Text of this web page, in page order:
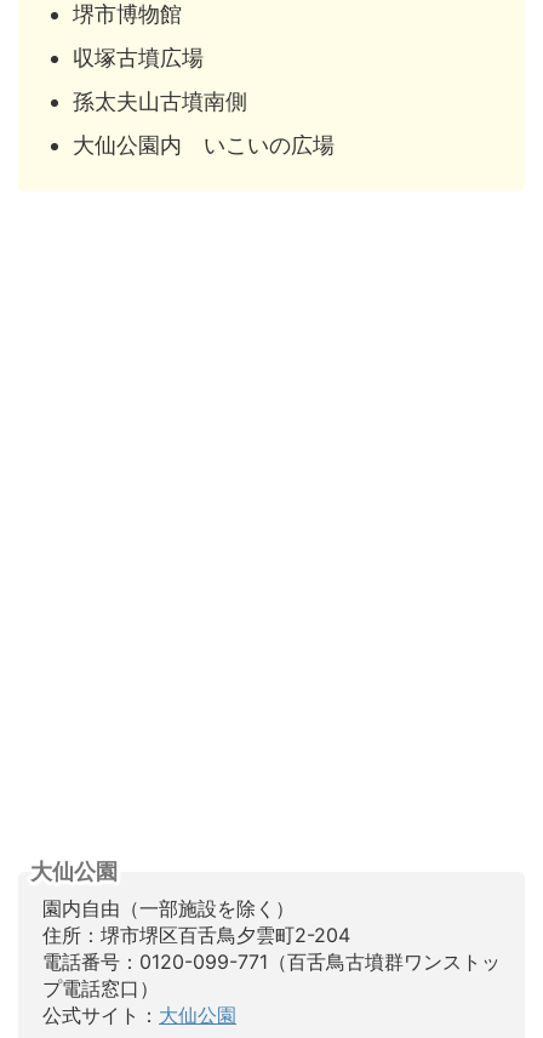
堺市博物館
収塚古墳広場
孫太夫山古墳南側
大仙公園内 いこいの広場
大仙公園
園内自由（一部施設を除く）
住所：堺市堺区百舌鳥夕雲町2-204
電話番号：0120-099-771（百舌鳥古墳群ワンストッ
プ電話窓口）
公式サイト： 大仙公園